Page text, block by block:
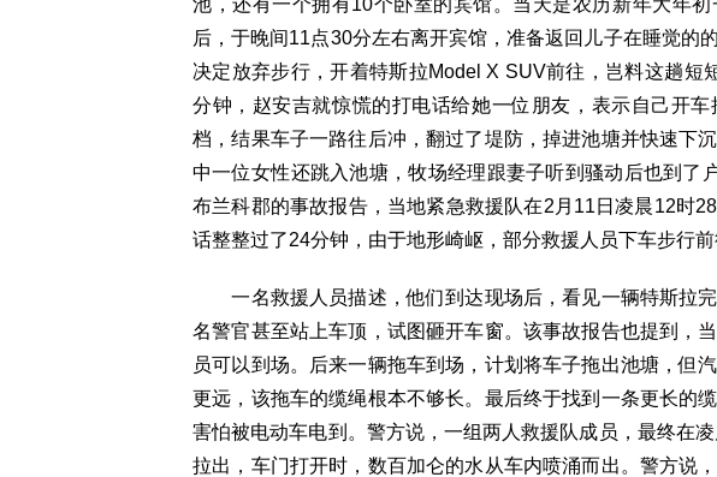
池，还有一个拥有10个卧室的宾馆。当天是农历新年大年
后，于晚间11点30分左右离开宾馆，准备返回儿子在睡觉的
决定放弃步行，开着特斯拉Model X SUV前往，岂料这趟短
分钟，赵安吉就惊慌的打电话给她一位朋友，表示自己开
档，结果车子一路往后冲，翻过了堤防，掉进池塘并快速下
中一位女性还跳入池塘，牧场经理跟妻子听到骚动后也到了
布兰科郡的事故报告，当地紧急救援队在2月11日凌晨12时
话整整过了24分钟，由于地形崎岖，部分救援人员下车步行前
一名救援人员描述，他们到达现场后，看见一辆特斯拉完
名警官甚至站上车顶，试图砸开车窗。该事故报告也提到，
员可以到场。后来一辆拖车到场，计划将车子拖出池塘，但
更远，该拖车的缆绳根本不够长。最后终于找到一条更长的
害怕被电动车电到。警方说，一组两人救援队成员，最终在
拉出，车门打开时，数百加仑的水从车内喷涌而出。警方说